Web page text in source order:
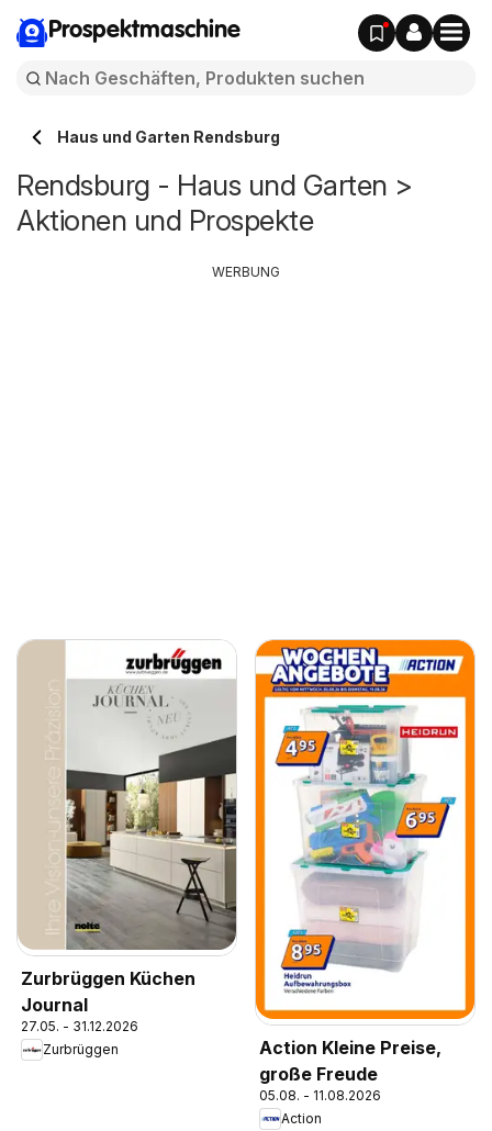
Prospektmaschine
Haus und Garten Rendsburg
Rendsburg - Haus und Garten >
Aktionen und Prospekte
Zurbrüggen Küchen
Journal
27.05. - 31.12.2026
Zurbrüggen
Action Kleine Preise,
große Freude
05.08. - 11.08.2026
Action
WERBUNG